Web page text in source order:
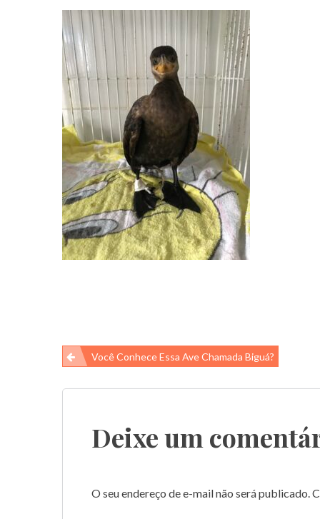
Navegação
de
Você Conhece Essa Ave Chamada Biguá?
Deixe um
O seu endereço de e-mail não será publicado.